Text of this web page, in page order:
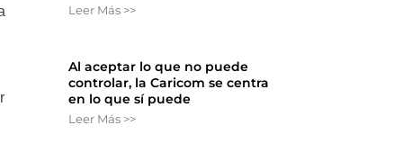
Leer Más >>
Al aceptar lo que no puede
controlar, la Caricom se centra
en lo que sí puede
Leer Más >>